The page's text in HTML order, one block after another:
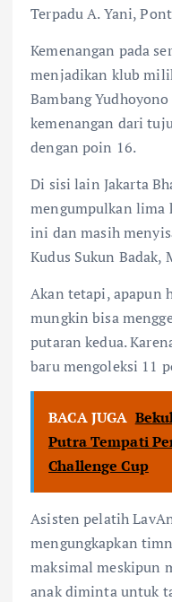
Terpadu A. Yani,
Kemenangan pada
menjadikan klub
Bambang
kemenangan dari
dengan poin 16.
Di sisi lain Jakarta
mengumpulkan lima
ini dan masih
Kudus Sukun
Akan tetapi, apapun
mungkin bisa
putaran kedua.
baru mengoleksi 11
BACA JUGA
Putra Tempati
Challenge Cup
Asisten pelatih
mengungkapkan
maksimal meskipun
anak diminta untuk